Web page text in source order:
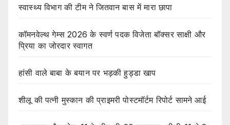
स्वास्थ्य विभाग की टीम ने जितवान बास में मारा छापा
कॉमनवेल्थ गेम्स 2026 के स्वर्ण पदक विजेता बॉक्सर साक्षी और
प्रिया का जोरदार स्वागत
हांसी वाले बाबा के बयान पर भड़की हुड्डा खाप
शीलू की पत्नी मुस्कान की प्राइमरी पोस्टमॉर्टम रिपोर्ट सामने आई